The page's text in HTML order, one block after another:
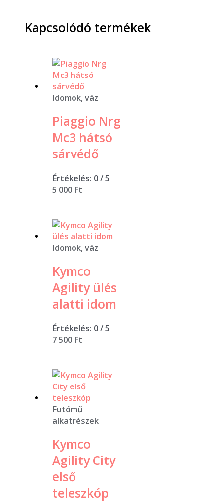
Kapcsolódó termékek
Idomok, váz
Piaggio Nrg
Mc3 hátsó
sárvédő
Értékelés: 0/ 5
5 000 Ft
Idomok, váz
Kymco
Agility ülés
alatti idom
Értékelés: 0/ 5
7 500 Ft
Futómű
alkatrészek
Kymco
Agility City
első
teleszkóp